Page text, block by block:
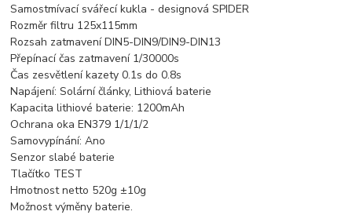
Samostmívací svářecí kukla - designová SPIDER
Rozměr filtru 125x115mm
Rozsah zatmavení DIN5-DIN9/DIN9-DIN13
Přepínací čas zatmavení 1/30000s
Čas zesvětlení kazety 0.1s do 0.8s
Napájení: Solární články, Lithiová baterie
Kapacita lithiové baterie: 1200mAh
Ochrana oka EN379 1/1/1/2
Samovypínání: Ano
Senzor slabé baterie
Tlačítko TEST
Hmotnost netto 520g ±10g
Možnost výměny baterie.